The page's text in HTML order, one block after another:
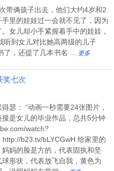
带俩孩子出去，他们大约4岁和2
里的娃娃过一会就不见了，因为
女儿却小手紧握着手中的娃娃，
听到女儿对比她高两级的儿子
了，还提了几本书名 ...
更多
奖七次
瑟： “动画一秒需要24张图片，
是女儿的毕业作品，总共5分钟
watch?
b23.tv/bLYCGwH 给家里的
妈的脸是方的，代表固执和坚
形状，代表放飞自我，黄色为